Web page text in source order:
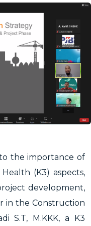
the importance of
(K3) aspects,
development,
in the Construction
S.T, M.KKK, a K3